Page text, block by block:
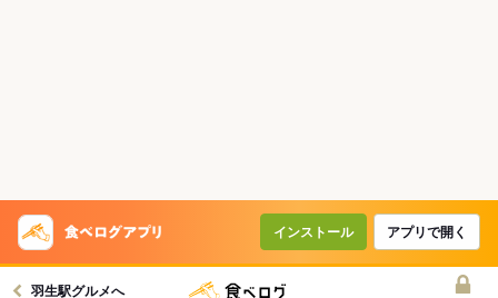
インストール アプリで開く
羽生駅グルメへ